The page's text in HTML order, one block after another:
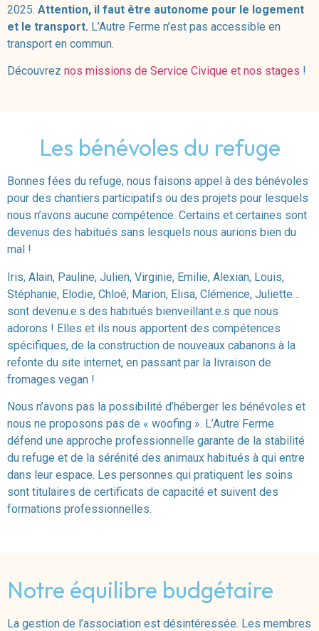
2025. Attention, il faut être autonome pour le logement
et le transport. L’Autre Ferme n’est pas accessible en
transport en commun.
Découvrez nos missions de Service Civique et nos stages !
Les bénévoles du refuge
Bonnes fées du refuge, nous faisons appel à des bénévoles
pour des chantiers participatifs ou des projets pour lesquels
nous n’avons aucune compétence. Certains et certaines sont
devenus des habitués sans lesquels nous aurions bien du
mal !
Iris, Alain, Pauline, Julien, Virginie, Emilie, Alexian, Louis,
Stéphanie, Elodie, Chloé, Marion, Elisa, Clémence, Juliette…
sont devenu.e.s des habitués bienveillant.e.s que nous
adorons ! Elles et ils nous apportent des compétences
spécifiques, de la construction de nouveaux cabanons à la
refonte du site internet, en passant par la livraison de
fromages vegan !
Nous n’avons pas la possibilité d’héberger les bénévoles et
nous ne proposons pas de « woofing ». L’Autre Ferme
défend une approche professionnelle garante de la stabilité
du refuge et de la sérénité des animaux habitués à qui entre
dans leur espace. Les personnes qui pratiquent les soins
sont titulaires de certificats de capacité et suivent des
formations professionnelles.
Notre équilibre budgétaire
La gestion de l’association est désintéressée. Les membres